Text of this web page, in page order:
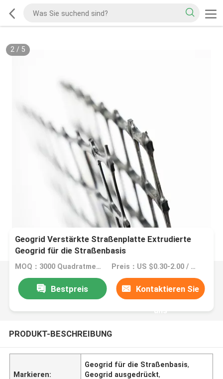
2/ 5
Geogrid Verstärkte Straßenplatte Extrudierte
Geogrid für die Straßenbasis
MOQ：3000 Quadratmeter Preis：US $0.30-2.00 / Square Meter
Bestpreis Kontaktieren Sie
uns
PRODUKT-BESCHREIBUNG
Markieren:
Geogrid für die Straßenbasis,
Geogrid ausgedrückt,